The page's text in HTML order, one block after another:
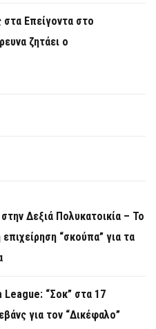
Επείγοντα στο
ζητάει ο
Δεξιά Πολυκατοικία – Το
“σκούπα” για τα
“Σοκ” στα 17
για τον “Δικέφαλο”